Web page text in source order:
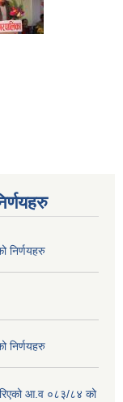
निर्णयहरु
निर्णयहरु
आ.व ०८३/८४ को